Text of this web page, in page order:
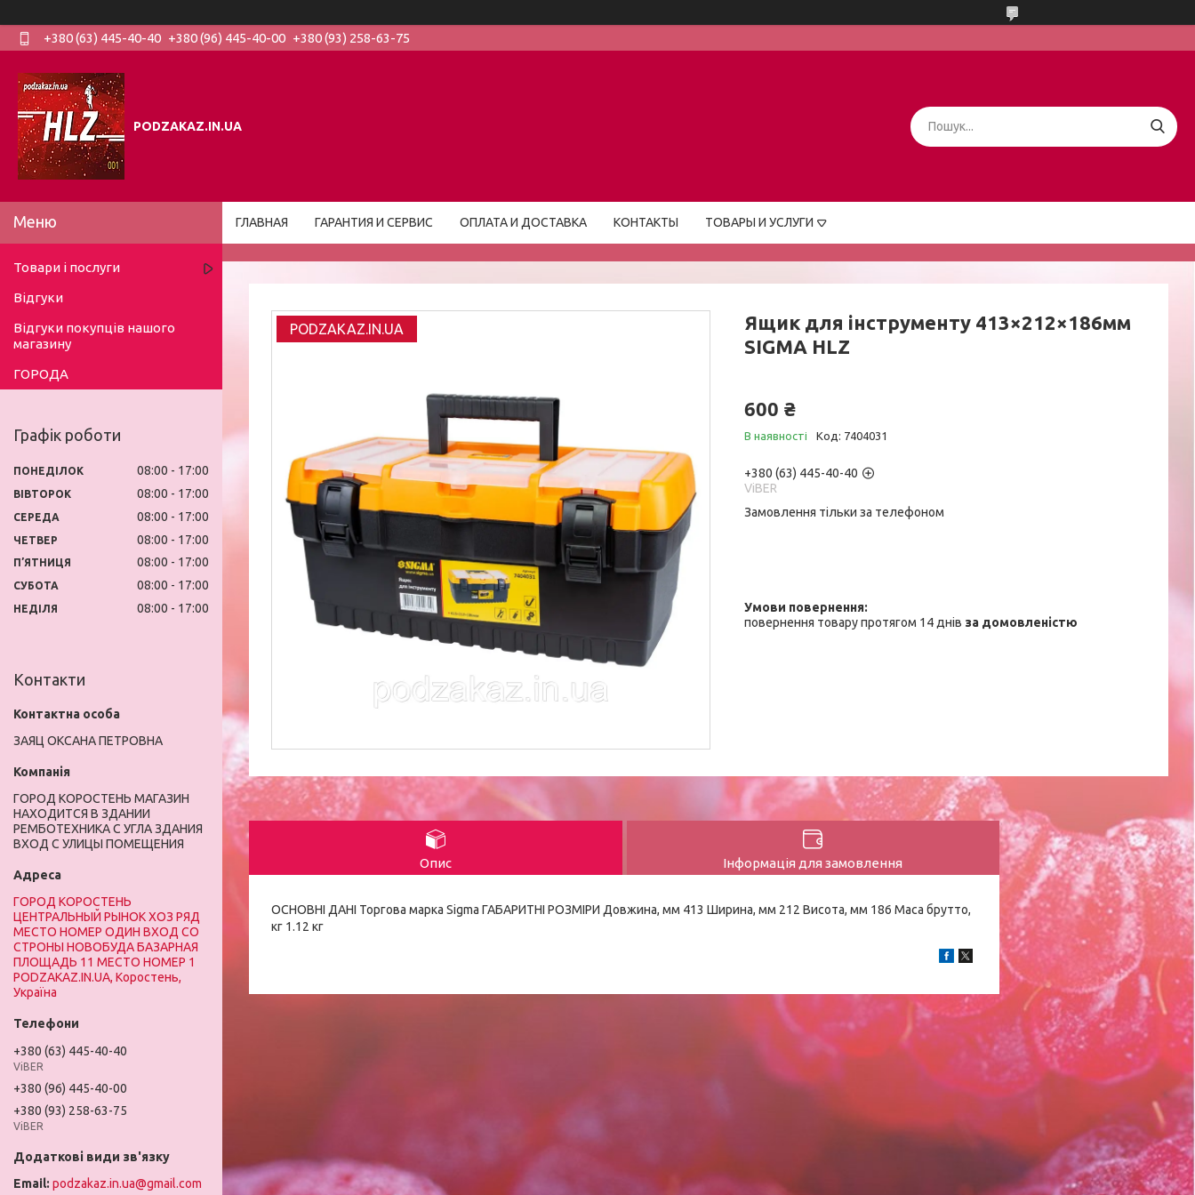
+380 (63) 445-40-40 +380 (96) 445-40-00 +380 (93) 258-63-75
PODZAKAZ.IN.UA
ГЛАВНАЯ ГАРАНТИЯ И СЕРВИС ОПЛАТА И ДОСТАВКА КОНТАКТЫ ТОВАРЫ И УСЛУГИ
PODZAKAZ.IN.UA
Ящик для інструменту 413×212×186мм
SIGMA HLZ
600 ₴
В наявності Код: 7404031
+380 (63) 445-40-40
ViBER
Замовлення тільки за телефоном
повернення товару протягом 14 днів за домовленістю
Опис Інформація для замовлення
ОСНОВНІ ДАНІ Торгова марка Sigma ГАБАРИТНІ РОЗМІРИ Довжина, мм 413 Ширина, мм 212 Висота, мм 186 Маса брутто,
кг 1.12 кг
Товари і послуги
Відгуки
Відгуки покупців нашого
магазину
ГОРОДА
Графік роботи
ПОНЕДІЛОК 08:00 17:00
ВІВТОРОК 08:00 17:00
СЕРЕДА 08:00 17:00
ЧЕТВЕР 08:00 17:00
ПʼЯТНИЦЯ 08:00 17:00
СУБОТА 08:00 17:00
НЕДІЛЯ 08:00 17:00
Контакти
ЗАЯЦ ОКСАНА ПЕТРОВНА
ГОРОД КОРОСТЕНЬ МАГАЗИН
НАХОДИТСЯ В ЗДАНИИ
РЕМБОТЕХНИКА С УГЛА ЗДАНИЯ
ВХОД С УЛИЦЫ ПОМЕЩЕНИЯ
ГОРОД КОРОСТЕНЬ
ЦЕНТРАЛЬНЫЙ РЫНОК ХОЗ РЯД
МЕСТО НОМЕР ОДИН ВХОД СО
СТРОНЫ НОВОБУДА БАЗАРНАЯ
ПЛОЩАДЬ 11 МЕСТО НОМЕР 1
PODZAKAZ.IN.UA, Коростень,
Україна
+380 (63) 445-40-40
ViBER
+380 (96) 445-40-00
+380 (93) 258-63-75
ViBER
podzakaz.in.ua@gmail.com